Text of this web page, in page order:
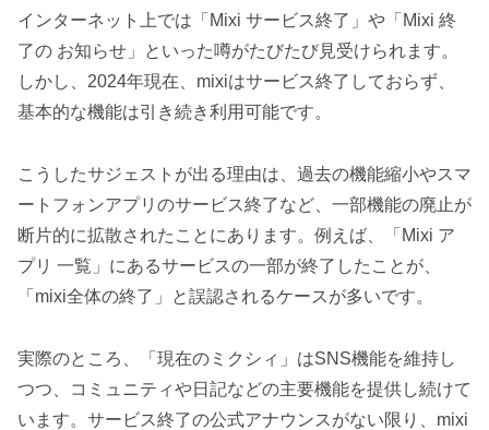
インターネット上では「Mixi サービス終了」や「Mixi 終
了の お知らせ」といった噂がたびたび見受けられます。
しかし、2024年現在、mixiはサービス終了しておらず、
基本的な機能は引き続き利用可能です。
こうしたサジェストが出る理由は、過去の機能縮小やスマ
ートフォンアプリのサービス終了など、一部機能の廃止が
断片的に拡散されたことにあります。例えば、「Mixi ア
プリ 一覧」にあるサービスの一部が終了したことが、
「mixi全体の終了」と誤認されるケースが多いです。
実際のところ、「現在のミクシィ」はSNS機能を維持し
つつ、コミュニティや日記などの主要機能を提供し続けて
います。サービス終了の公式アナウンスがない限り、mixi